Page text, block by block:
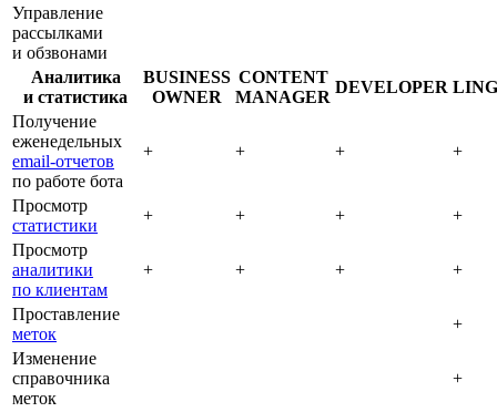
Управление
рассылками
и обзвонами
Аналитика
и статистика
BUSINESS
OWNER
CONTENT
MANAGER
DEVELOPER
Получение
еженедельных
email‑отчетов
по работе бота
+ + + +
Просмотр
статистики
+ + +
+
Просмотр
аналитики
по клиентам
+ + + +
Проставление
меток
+
Изменение
справочника
меток
+